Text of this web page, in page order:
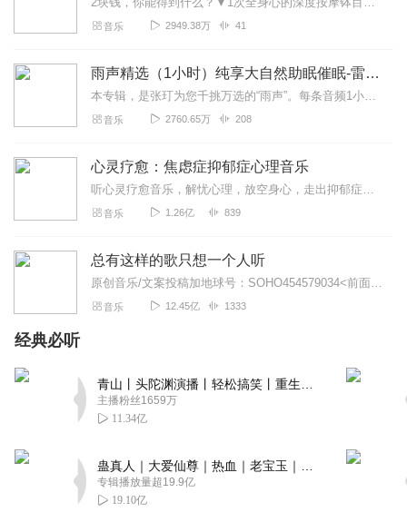
音乐 2949.38万 41
雨声精选（1小时）纯享大自然助眠催眠-雷雨声，下雨
本专辑，是张玎为您千挑万选的“雨声”。每条音频1小时，中间没有打扰。有轻柔细雨、淅淅沥沥；雨滴入水，滴答作响；隐隐雷声，隆隆为伴；流水潺潺，映入耳畔。这里没有音...
音乐 2760.65万 208
心灵疗愈：焦虑症抑郁症心理音乐
听心灵疗愈音乐，解忧心理，放空身心，走出抑郁症、焦虑症、恐惧症等情绪困扰。疗愈音乐=心灵养生最有效的聆听建议：步骤一、选择安静的环境，闭目静卧或坐。步骤二、根据...
音乐 1.26亿 839
总有这样的歌只想一个人听
原创音乐/文案投稿加地球号：SOHO454579034<前面英文是大写>带上你的音乐和故事与我们相遇..每一位小伙伴的经历都是我们创作的源头..
音乐 12.45亿 1333
经典必听
主播粉丝1659万
11.34亿
专辑播放量超19.9亿
19.10亿